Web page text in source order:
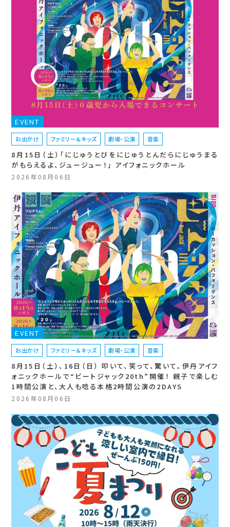
EVENT
お出かけ ファミリー＆キッズ 劇場・公演 音楽
8月15日（土）「にじゅうとびをにじゅうとんだらにじゅうまる
がもらえるよ、ジュージュー！」 アイフォニックホール
2026年08月06日
EVENT
お出かけ ファミリー＆キッズ 劇場・公演 音楽
8月15日（土）、16日（日） 叩いて、笑って、驚いて。伊丹アイフ
ォニックホールで“ビートジャック20th”開催！ 親子で楽しむ
1時間公演と、大人も唸る本格2時間公演の2DAYS
2026年08月06日